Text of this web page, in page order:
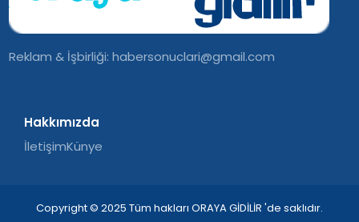
Reklam & İşbirliği:habersonuclari@gmail.com
Hakkımızda
İletişimKünye
Copyright © 2025 Tüm hakları ORAYA GİDİLİR 'de saklıdır.